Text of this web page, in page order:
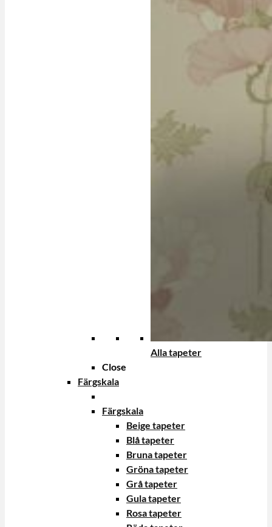
Alla tapeter
Close
Färgskala
Färgskala
Beige tapeter
Blå tapeter
Bruna tapeter
Gröna tapeter
Grå tapeter
Gula tapeter
Rosa tapeter